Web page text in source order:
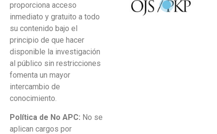
proporciona acceso
inmediato y gratuito a todo
su contenido bajo el
principio de que hacer
disponible la investigación
al público sin restricciones
fomenta un mayor
intercambio de
conocimiento.
Política de No APC: No se
aplican cargos por